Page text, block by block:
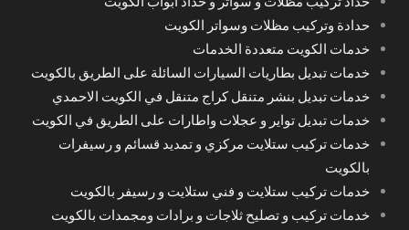
حدادة وتركيب مظلات وسواتر الكويت
خدمات الكويت متعددة الخدمات
خدمات تبديل بطاريات السيارات السائلة على الطريق بالكويت
خدمات تبديل بنشر متنقل كراج متنقل في الكويت الاحمدي
خدمات تبديل تواير و عجلات واطارات على الطريق في الكويت
خدمات تركيب ستلايت مركزي و تمديد قسائم و رسيفرات
بالكويت
خدمات تركيب ستلايت و فني ستلايت و رسيفر بالكويت
خدمات تركيب و تصليح ثلاجات و برادات ومجمدات بالكويت